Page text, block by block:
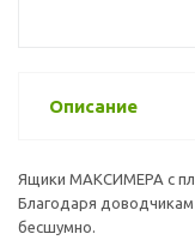
Описание
Ящики МАКСИМЕРА с
Благодаря
бесшумно.